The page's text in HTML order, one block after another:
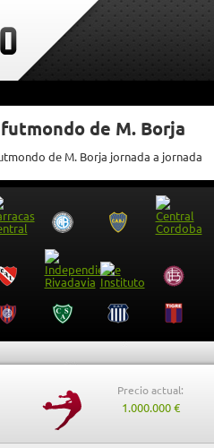
de M. Borja
de M. Borja jornada a jornada
Precio actual:
1.000.000 €